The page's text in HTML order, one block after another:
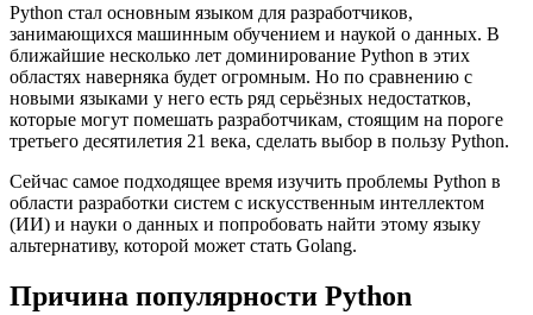
Python стал основным языком для разработчиков,
занимающихся машинным обучением и наукой о данных. В
ближайшие несколько лет доминирование Python в этих
областях наверняка будет огромным. Но по сравнению с
новыми языками у него есть ряд серьёзных недостатков,
которые могут помешать разработчикам, стоящим на пороге
третьего десятилетия 21 века, сделать выбор в пользу Python.
Сейчас самое подходящее время изучить проблемы Python в
области разработки систем с искусственным интеллектом
(ИИ) и науки о данных и попробовать найти этому языку
альтернативу, которой может стать Golang.
Причина популярности Python